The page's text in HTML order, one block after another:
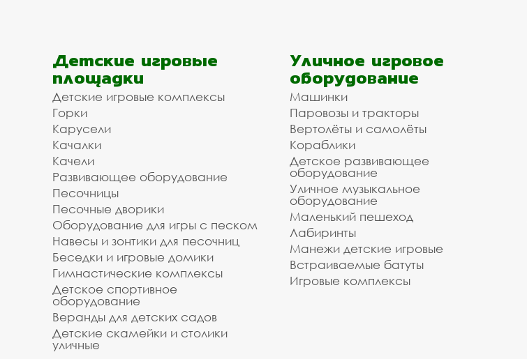
Детские игровые
площадки
Детские игровые комплексы
Горки
Карусели
Качалки
Качели
Развивающее оборудование
Песочницы
Песочные дворики
Оборудование для игры с песком
Навесы и зонтики для песочниц
Беседки и игровые домики
Гимнастические комплексы
Детское спортивное
оборудование
Веранды для детских садов
Детские скамейки и столики
уличные
Уличное игровое
оборудование
Машинки
Паровозы и тракторы
Вертолёты и самолёты
Кораблики
Детское развивающее
оборудование
Уличное музыкальное
оборудование
Маленький пешеход
Лабиринты
Манежи детские игровые
Встраиваемые батуты
Игровые комплексы